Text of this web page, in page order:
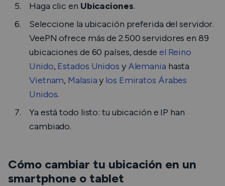
Haga clic en Ubicaciones.
Seleccione la ubicación preferida del servidor.
VeePN ofrece más de 2.500 servidores en 89
ubicaciones de 60 países, desde el Reino
Unido, Estados Unidos yAlemania hasta
Vietnam, Malasiay los Emiratos Árabes
Unidos.
Ya está todo listo: tu ubicación e IP han
cambiado.
Cómo cambiar tu ubicación en un
smartphone o tablet